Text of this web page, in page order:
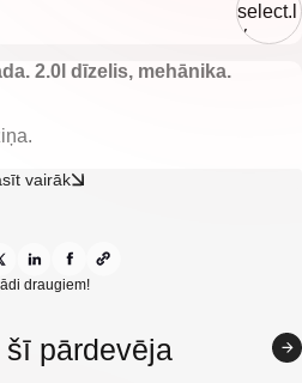
2.0l dīzelis, mehānika.
klimata kontroli.
vairāk
draugiem!
pārdevēja